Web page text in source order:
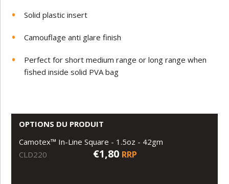
Solid plastic insert
Camouflage anti glare finish
Perfect for short medium range or long range when
fished inside solid PVA bag
OPTIONS DU PRODUIT
Camotex™ In-Line Square - 1.5oz - 42gm
CLD220
€1,80 RRP